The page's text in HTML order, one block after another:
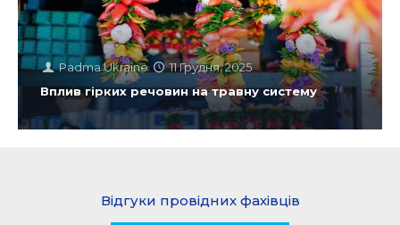
Padma Ukraine
11 Грудня, 2025
Вплив гірких речовин на травну систему
Відгуки провідних фахівців